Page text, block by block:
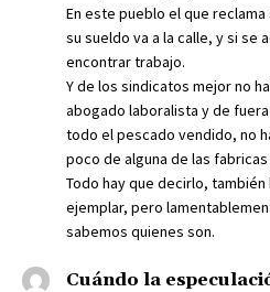
En este pueblo el que
su sueldo va a la calle, y si se
encontrar trabajo.
Y de los sindicatos mejor no
abogado laboralista y de
todo el pescado vendido, no
poco de alguna de las
Todo hay que decirlo,
ejemplar, pero
sabemos quienes son.
Cuándo la